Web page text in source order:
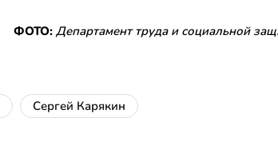
ФОТО: Департамент труда и социальной
Сергей Карякин